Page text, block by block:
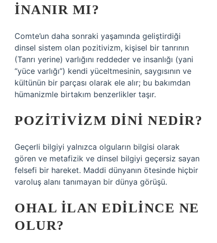
INANIR MI?
Comte’un daha sonraki yaşamında geliştirdiği
dinsel sistem olan pozitivizm, kişisel bir tanrının
(Tanrı yerine) varlığını reddeder ve insanlığı (yani
“yüce varlığı”) kendi yüceltmesinin, saygısının ve
kültünün bir parçası olarak ele alır; bu bakımdan
hümanizmle birtakım benzerlikler taşır.
POZITIVIZM DINI NEDIR?
Geçerli bilgiyi yalnızca olguların bilgisi olarak
gören ve metafizik ve dinsel bilgiyi geçersiz sayan
felsefi bir hareket. Maddi dünyanın ötesinde hiçbir
varoluş alanı tanımayan bir dünya görüşü.
OHAL ILAN EDILINCE NE
OLUR?